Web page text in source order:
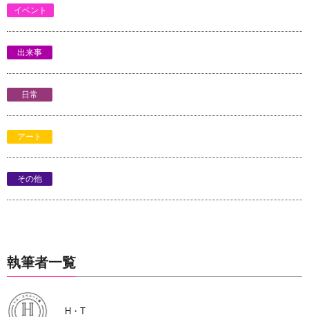
イベント
出来事
日常
アート
その他
執筆者一覧
H・T